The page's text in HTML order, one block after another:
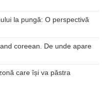
la pungă: O perspectivă
coreean. De unde apare
care își va păstra